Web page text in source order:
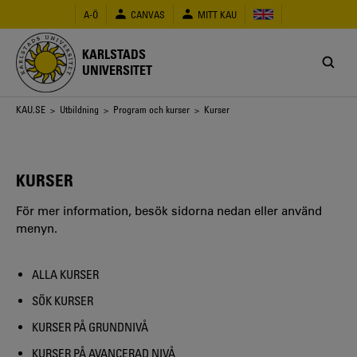
huvudinnehåll
A-Ö CANVAS MITT KAU
KARLSTADS
UNIVERSITET
Länkstig
KAU.SE > Utbildning > Program och kurser > Kurser
KURSER
För mer information, besök sidorna nedan eller använd
menyn.
ALLA KURSER
SÖK KURSER
KURSER PÅ GRUNDNIVÅ
KURSER PÅ AVANCERAD NIVÅ